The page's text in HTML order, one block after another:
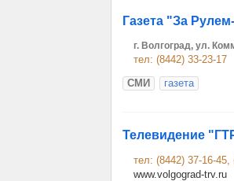
Газета "За
г. Волгоград, ул.
тел: (8442) 33-23-17
СМИ
газета
Телевидение
тел: (8442) 37-16-45,
www.volgograd-trv.ru